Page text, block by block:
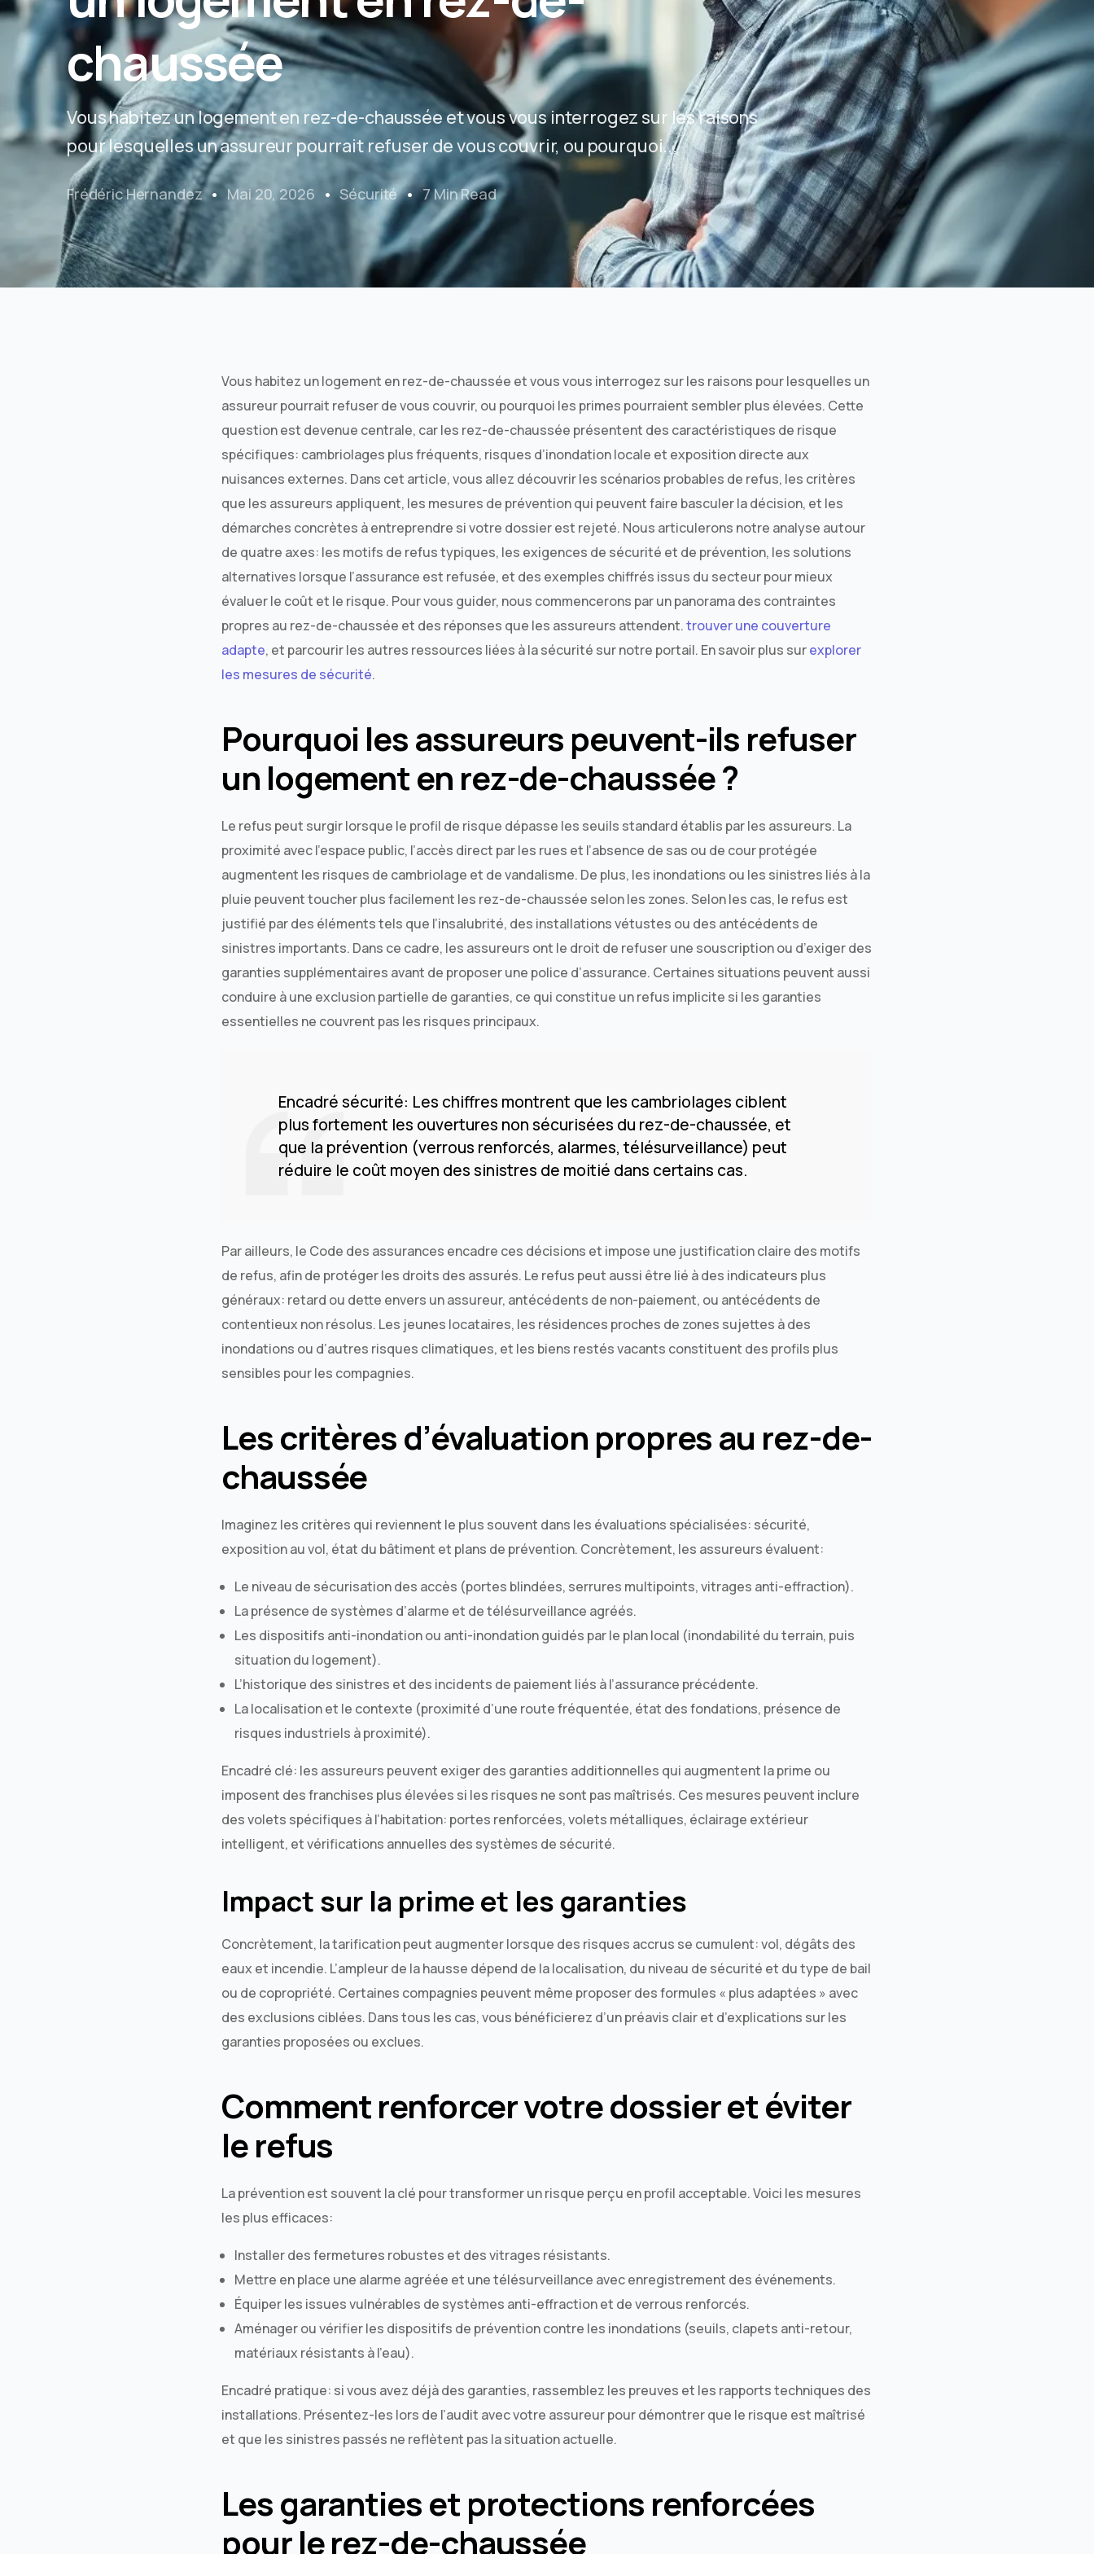
Assurance habitation Marseille
Assurance habitation Lyon
Assurance habitation Paris
chaussée
Vous habitez un logement en rez-de-chaussée et vous vous interrogez sur les raisons
pour lesquelles un assureur pourrait refuser de vous couvrir, ou pourquoi...
Frédéric Hernandez Mai 20, 2026 Sécurité 7 Min Read
Vous habitez un logement en rez-de-chaussée et vous vous interrogez sur les raisons pour lesquelles un
assureur pourrait refuser de vous couvrir, ou pourquoi les primes pourraient sembler plus élevées. Cette
question est devenue centrale, car les rez-de-chaussée présentent des caractéristiques de risque
spécifiques: cambriolages plus fréquents, risques d’inondation locale et exposition directe aux
nuisances externes. Dans cet article, vous allez découvrir les scénarios probables de refus, les critères
que les assureurs appliquent, les mesures de prévention qui peuvent faire basculer la décision, et les
démarches concrètes à entreprendre si votre dossier est rejeté. Nous articulerons notre analyse autour
de quatre axes: les motifs de refus typiques, les exigences de sécurité et de prévention, les solutions
alternatives lorsque l’assurance est refusée, et des exemples chiffrés issus du secteur pour mieux
évaluer le coût et le risque. Pour vous guider, nous commencerons par un panorama des contraintes
propres au rez-de-chaussée et des réponses que les assureurs attendent.trouver une couverture
adapte, et parcourir les autres ressources liées à la sécurité sur notre portail. En savoir plus surexplorer
les mesures de sécurité.
Pourquoi les assureurs peuvent-ils refuser
un logement en rez-de-chaussée ?
Le refus peut surgir lorsque le profil de risque dépasse les seuils standard établis par les assureurs. La
proximité avec l’espace public, l’accès direct par les rues et l’absence de sas ou de cour protégée
augmentent les risques de cambriolage et de vandalisme. De plus, les inondations ou les sinistres liés à la
pluie peuvent toucher plus facilement les rez-de-chaussée selon les zones. Selon les cas, le refus est
justifié par des éléments tels que l’insalubrité, des installations vétustes ou des antécédents de
sinistres importants. Dans ce cadre, les assureurs ont le droit de refuser une souscription ou d’exiger des
garanties supplémentaires avant de proposer une police d’assurance. Certaines situations peuvent aussi
conduire à une exclusion partielle de garanties, ce qui constitue un refus implicite si les garanties
essentielles ne couvrent pas les risques principaux.
Encadré sécurité: Les chiffres montrent que les cambriolages ciblent
plus fortement les ouvertures non sécurisées du rez-de-chaussée, et
que la prévention (verrous renforcés, alarmes, télésurveillance) peut
réduire le coût moyen des sinistres de moitié dans certains cas.
Par ailleurs, le Code des assurances encadre ces décisions et impose une justification claire des motifs
de refus, afin de protéger les droits des assurés. Le refus peut aussi être lié à des indicateurs plus
généraux: retard ou dette envers un assureur, antécédents de non-paiement, ou antécédents de
contentieux non résolus. Les jeunes locataires, les résidences proches de zones sujettes à des
inondations ou d’autres risques climatiques, et les biens restés vacants constituent des profils plus
sensibles pour les compagnies.
Les critères d’évaluation propres au rez-de-
chaussée
Imaginez les critères qui reviennent le plus souvent dans les évaluations spécialisées: sécurité,
exposition au vol, état du bâtiment et plans de prévention. Concrètement, les assureurs évaluent:
Le niveau de sécurisation des accès (portes blindées, serrures multipoints, vitrages anti-effraction).
La présence de systèmes d’alarme et de télésurveillance agréés.
Les dispositifs anti-inondation ou anti-inondation guidés par le plan local (inondabilité du terrain, puis
situation du logement).
L’historique des sinistres et des incidents de paiement liés à l’assurance précédente.
La localisation et le contexte (proximité d’une route fréquentée, état des fondations, présence de
risques industriels à proximité).
Encadré clé: les assureurs peuvent exiger des garanties additionnelles qui augmentent la prime ou
imposent des franchises plus élevées si les risques ne sont pas maîtrisés. Ces mesures peuvent inclure
des volets spécifiques à l’habitation: portes renforcées, volets métalliques, éclairage extérieur
intelligent, et vérifications annuelles des systèmes de sécurité.
Impact sur la prime et les garanties
Concrètement, la tarification peut augmenter lorsque des risques accrus se cumulent: vol, dégâts des
eaux et incendie. L’ampleur de la hausse dépend de la localisation, du niveau de sécurité et du type de bail
ou de copropriété. Certaines compagnies peuvent même proposer des formules « plus adaptées » avec
des exclusions ciblées. Dans tous les cas, vous bénéficierez d’un préavis clair et d’explications sur les
garanties proposées ou exclues.
Comment renforcer votre dossier et éviter
le refus
La prévention est souvent la clé pour transformer un risque perçu en profil acceptable. Voici les mesures
les plus efficaces:
Installer des fermetures robustes et des vitrages résistants.
Mettre en place une alarme agréée et une télésurveillance avec enregistrement des événements.
Équiper les issues vulnérables de systèmes anti-effraction et de verrous renforcés.
Aménager ou vérifier les dispositifs de prévention contre les inondations (seuils, clapets anti-retour,
matériaux résistants à l’eau).
Encadré pratique: si vous avez déjà des garanties, rassemblez les preuves et les rapports techniques des
installations. Présentez-les lors de l’audit avec votre assureur pour démontrer que le risque est maîtrisé
et que les sinistres passés ne reflètent pas la situation actuelle.
Les garanties et protections renforcées
pour le rez-de-chaussée